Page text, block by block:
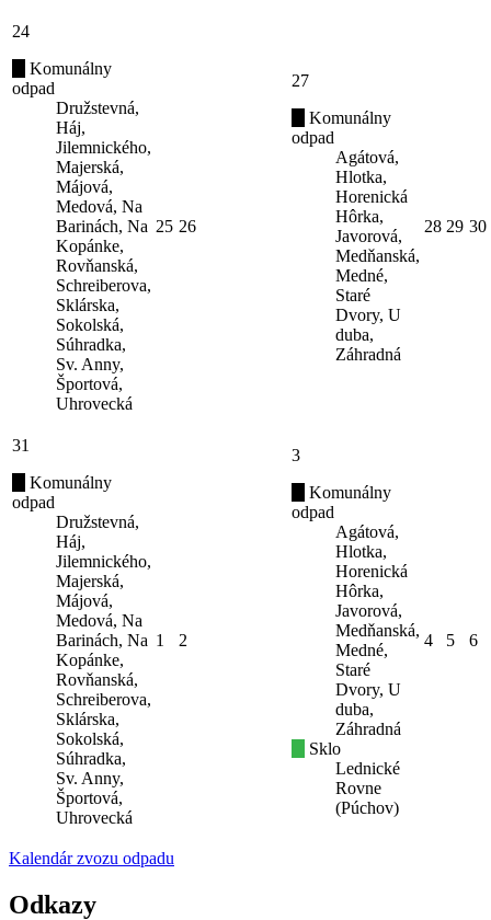
24
Komunálny
odpad
Družstevná,
Háj,
Jilemnického,
Majerská,
Májová,
Medová, Na
Barinách, Na
Kopánke,
Rovňanská,
Schreiberova,
Sklárska,
Sokolská,
Súhradka,
Sv. Anny,
Športová,
Uhrovecká
25 26
27
Komunálny
odpad
Agátová,
Hlotka,
Horenická
Hôrka,
Javorová,
Medňanská,
Medné,
Staré
Dvory, U
duba,
Záhradná
28 29 30
31
Komunálny
odpad
Družstevná,
Háj,
Jilemnického,
Majerská,
Májová,
Medová, Na
Barinách, Na
Kopánke,
Rovňanská,
Schreiberova,
Sklárska,
Sokolská,
Súhradka,
Sv. Anny,
Športová,
Uhrovecká
1 2
3
Komunálny
odpad
Agátová,
Hlotka,
Horenická
Hôrka,
Javorová,
Medňanská,
Medné,
Staré
Dvory, U
duba,
Záhradná
Sklo
Lednické
Rovne
(Púchov)
4 5 6
Kalendár zvozu odpadu
Odkazy